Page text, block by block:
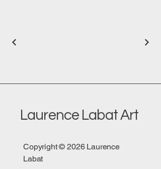
Laurence Labat Art
Copyright © 2026 Laurence
Labat